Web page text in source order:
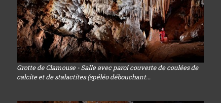
Grotte de Clamouse - Salle avec paroi couverte de coulées de
calcite et de stalactites (spéléo débouchant...